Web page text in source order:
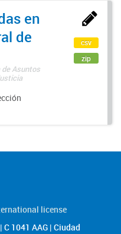
en
de
Asuntos
csv
zip
license
1041 AAG | Ciudad